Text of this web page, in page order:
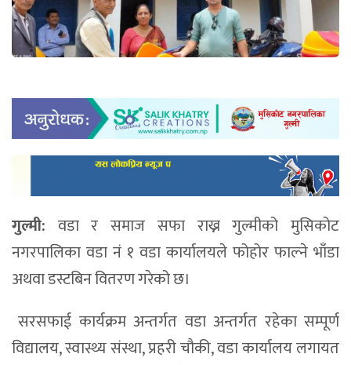
गुल्मी: वडा र समाज सफा राख्न गुल्मीको मुसिकोट
नगरपालिका वडा नं १ वडा कार्यालयले फोहोर फाल्ने भाँडा
अथवा डस्टबिन वितरण गरेको छ।
सरसफाई कार्यक्रम अन्तर्गत वडा अन्तर्गत रहेका सम्पूर्ण
विद्यालय, स्वास्थ्य संस्था, प्रहरी चौकी, वडा कार्यालय लगायत